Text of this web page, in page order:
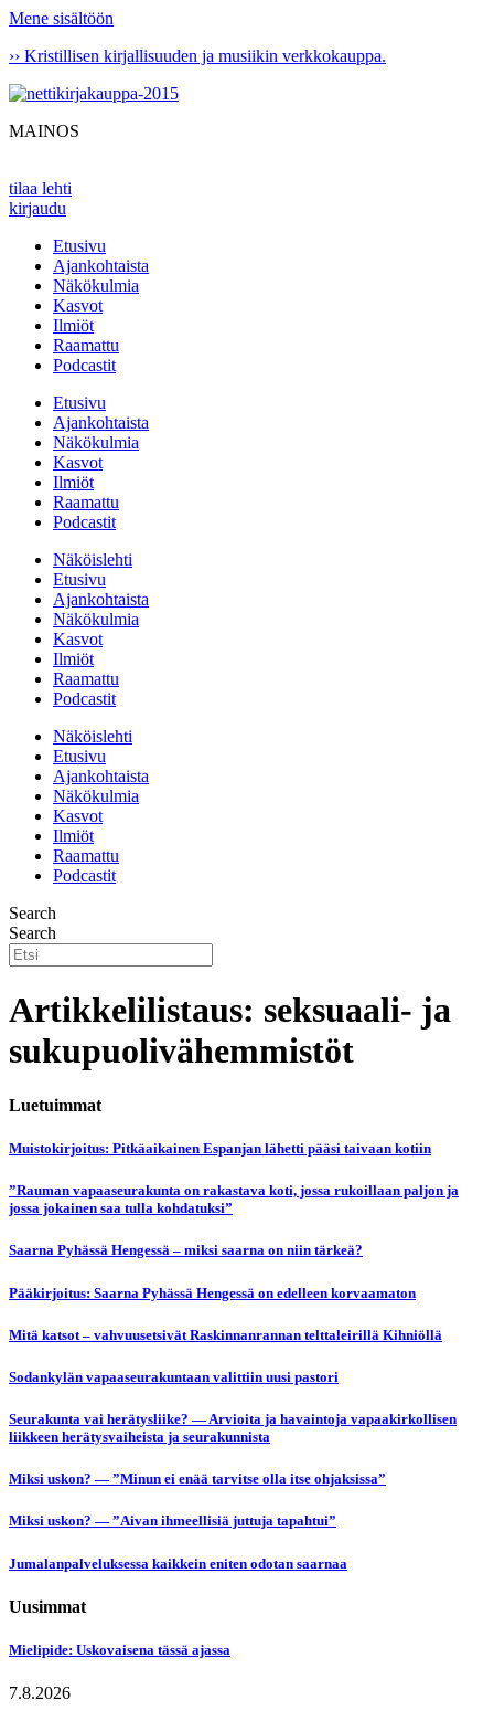
Mene sisältöön
›› Kristillisen kirjallisuuden ja musiikin verkkokauppa.
MAINOS
tilaa lehti
kirjaudu
Etusivu
Ajankohtaista
Näkökulmia
Kasvot
Ilmiöt
Raamattu
Podcastit
Etusivu
Ajankohtaista
Näkökulmia
Kasvot
Ilmiöt
Raamattu
Podcastit
Näköislehti
Etusivu
Ajankohtaista
Näkökulmia
Kasvot
Ilmiöt
Raamattu
Podcastit
Näköislehti
Etusivu
Ajankohtaista
Näkökulmia
Kasvot
Ilmiöt
Raamattu
Podcastit
Search
Search
Artikkelilistaus: seksuaali- ja
sukupuolivähemmistöt
Luetuimmat
Muistokirjoitus: Pitkäaikainen Espanjan lähetti pääsi taivaan kotiin
”Rauman vapaaseurakunta on rakastava koti, jossa rukoillaan paljon ja
jossa jokainen saa tulla kohdatuksi”
Saarna Pyhässä Hengessä – miksi saarna on niin tärkeä?
Pääkirjoitus: Saarna Pyhässä Hengessä on edelleen korvaamaton
Mitä katsot – vahvuusetsivät Raskinnanrannan telttaleirillä Kihniöllä
Sodankylän vapaaseurakuntaan valittiin uusi pastori
Seurakunta vai herätysliike? — Arvioita ja havaintoja vapaakirkollisen
liikkeen herätysvaiheista ja seurakunnista
Miksi uskon? — ”Minun ei enää tarvitse olla itse ohjaksissa”
Miksi uskon? — ”Aivan ihmeellisiä juttuja tapahtui”
Jumalanpalveluksessa kaikkein eniten odotan saarnaa
Uusimmat
Mielipide: Uskovaisena tässä ajassa
7.8.2026